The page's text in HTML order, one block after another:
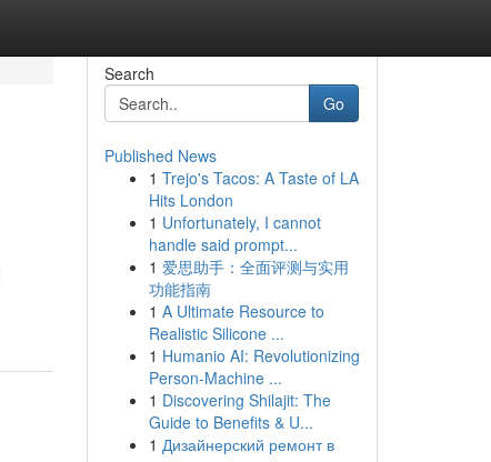
Search
Go
Published News
1 Trejo's Tacos: A Taste of LA
Hits London
1 Unfortunately, I cannot
handle said prompt...
1 爱思助手：全面评测与实用
功能指南
1 A Ultimate Resource to
Realistic Silicone ...
1 Humanio AI: Revolutionizing
Person-Machine ...
1 Discovering Shilajit: The
Guide to Benefits & U...
1 Дизайнерский ремонт в